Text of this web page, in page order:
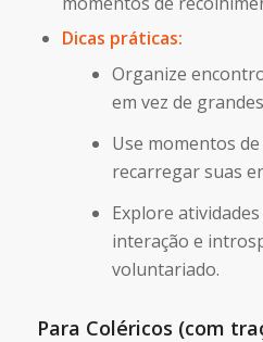
Dicas práticas:
Organize
em vez de
Use momentos
recarregar suas
Explore
interação e
voluntariado.
Para Coléricos (com